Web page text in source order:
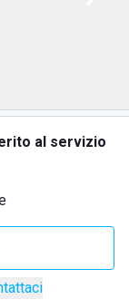
al servizio